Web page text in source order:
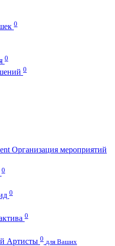
0
0
0
Организация мероприятий
0
0
0
Артисты 0 для Ваших